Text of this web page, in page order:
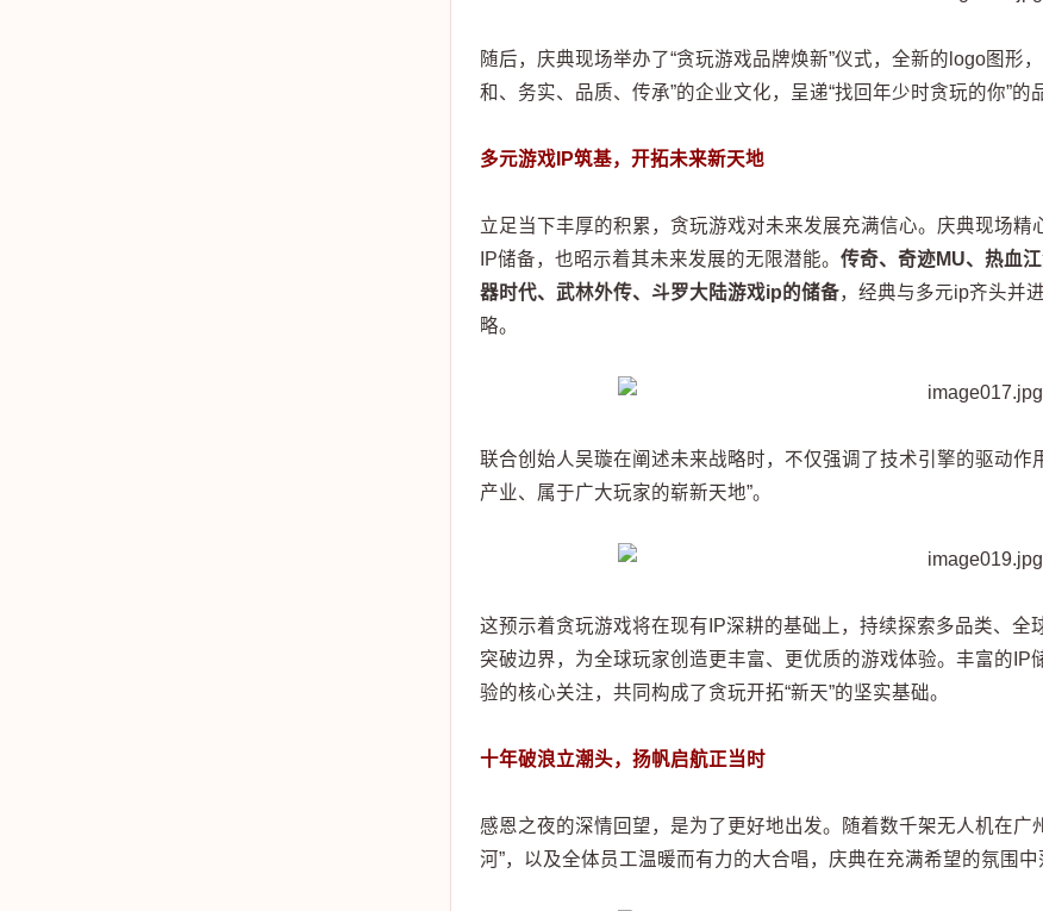
随后，庆典现场举办了“贪玩游戏品牌焕新”仪式，全新的logo图形
和、务实、品质、传承”的企业文化，呈递“找回年少时贪玩的你”
多元游戏IP筑基，开拓未来新天地
立足当下丰厚的积累，贪玩游戏对未来发展充满信心。庆典现场
IP储备，也昭示着其未来发展的无限潜能。 传奇、奇迹MU、热血
器时代、武林外传、斗罗大陆游戏ip的储备，经典与多元ip齐头并
略。
联合创始人吴璇在阐述未来战略时，不仅强调了技术引擎的驱动作
产业、属于广大玩家的崭新天地”。
这预示着贪玩游戏将在现有IP深耕的基础上，持续探索多品类、
突破边界，为全球玩家创造更丰富、更优质的游戏体验。丰富的
验的核心关注，共同构成了贪玩开拓“新天”的坚实基础。
十年破浪立潮头，扬帆启航正当时
感恩之夜的深情回望，是为了更好地出发。随着数千架无人机在广
河”，以及全体员工温暖而有力的大合唱，庆典在充满希望的氛围中